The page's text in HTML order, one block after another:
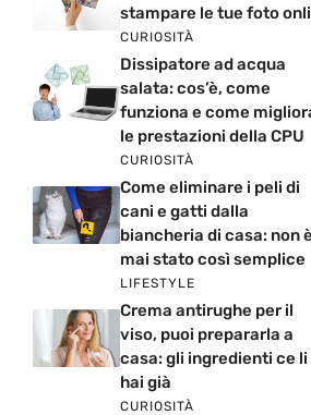
stampare le tue foto
CURIOSITÀ
Dissipatore ad acqua
salata: cos’è, come
funziona e come
le prestazioni della CPU
CURIOSITÀ
Come eliminare i peli di
cani e gatti dalla
biancheria di casa: non è
mai stato così semplice
LIFESTYLE
Crema antirughe per il
viso, puoi prepararla a
casa: gli ingredienti ce li
hai già
CURIOSITÀ